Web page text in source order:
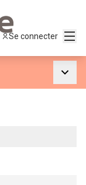
Se connecter